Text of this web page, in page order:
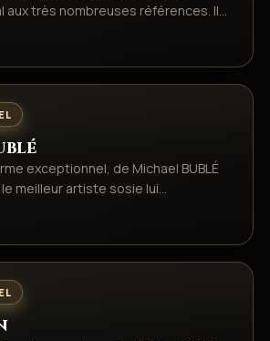
très nombreuses références. Il…
exceptionnel, de Michael BUBLÉ
meilleur artiste sosie lui…